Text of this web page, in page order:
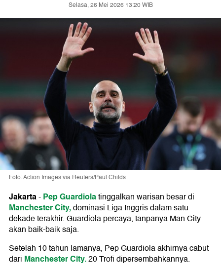
Selasa, 26 Mei 2026 13:20 WIB
Foto: Action Images via Reuters/Paul Childs
Jakarta-Pep Guardiolatinggalkan warisan besar di
Manchester City,dominasi Liga Inggris dalam satu
dekade terakhir. Guardiola percaya, tanpanya Man City
akan baik-baik saja.
Setelah 10 tahun lamanya, Pep Guardiola akhirnya cabut
dari Manchester City.20 Trofi dipersembahkannya.